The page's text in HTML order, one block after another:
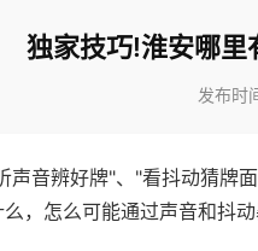
独家技巧!淮安哪里
发布时
声音辨好牌"、"看抖动猜牌
，怎么可能通过声音和抖